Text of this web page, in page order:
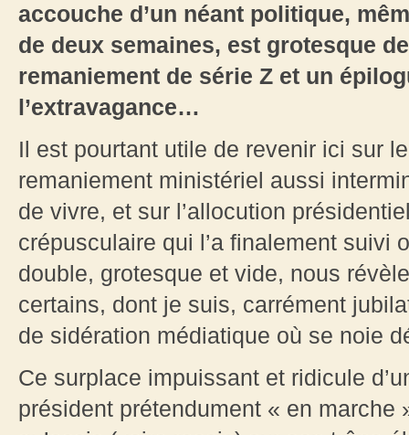
accouche d’un néant politique,
de deux semaines, est grotesque
remaniement de série Z et un
l’extravagance…
Il est pourtant utile de revenir ici sur
remaniement ministériel aussi
de vivre, et sur l’allocution
crépusculaire qui l’a finalement suivi
double, grotesque et vide, nous
certains, dont je suis, carrément
de sidération médiatique où se noie
Ce surplace impuissant et ridicule
président prétendument « en marche